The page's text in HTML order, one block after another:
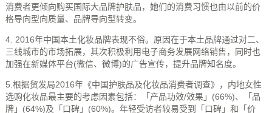
消费者更倾向购买国际大品牌护肤品，她们的消费习惯也由以前的价
格导向型向质量、品牌导向型转变。
4. 2016年中国本土化妆品牌表现不俗。原因在于本土品牌通过对二、
三线城市的市场拓展，其次积极利用电子商务发展网络销售，同时也
加强在新媒体平台(微信、微博)的广告宣传，提升品牌知名度。
5.根据贸发局2016年《中国护肤品及化妆品消费者调查》，内地女性
选购化妆品最主要的考虑因素包括：「产品功效/效果」(66%)、「品
牌」(64%)及「口碑」(60%)。年轻受访者较易受到「口碑」和「价